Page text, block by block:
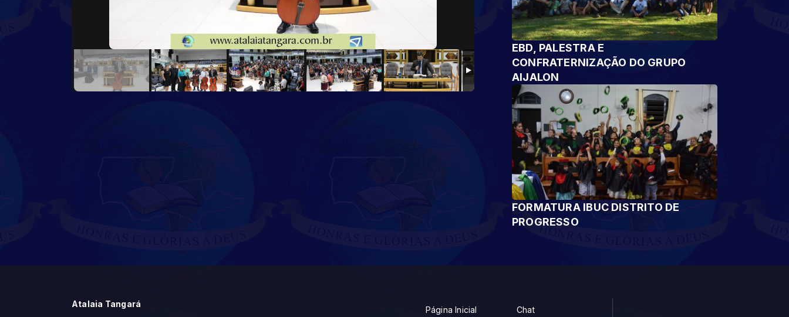
EBD, PALESTRA E
CONFRATERNIZAÇÃO DO GRUPO
AIJALON
FORMATURA IBUC DISTRITO DE
PROGRESSO
Atalaia Tangará
Página Inicial Chat